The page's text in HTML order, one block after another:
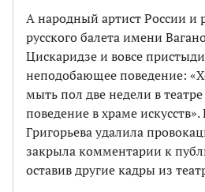
А народный артист России и
русского балета имени
Цискаридзе и вовсе
неподобающее поведение:
мыть пол две недели в
поведение в храме
Григорьева удалила
закрыла комментарии к
оставив другие кадры из